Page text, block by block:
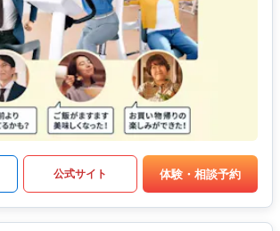
公式サイト 体験・相談予約